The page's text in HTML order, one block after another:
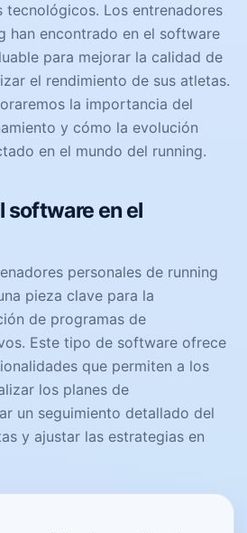
tecnológicos. Los entrenadores
han encontrado en el software
para mejorar la calidad de
el rendimiento de sus atletas.
la importancia del
y cómo la evolución
en el mundo del running.
software en el
personales de running
pieza clave para la
de programas de
Este tipo de software ofrece
que permiten a los
los planes de
un seguimiento detallado del
y ajustar las estrategias en